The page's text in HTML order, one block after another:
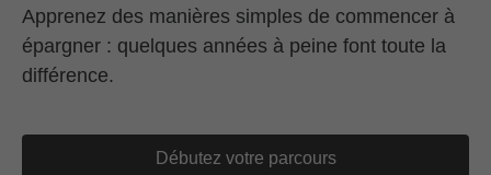
Apprenez des manières simples de commencer à
épargner : quelques années à peine font toute la
différence.
Débutez votre parcours